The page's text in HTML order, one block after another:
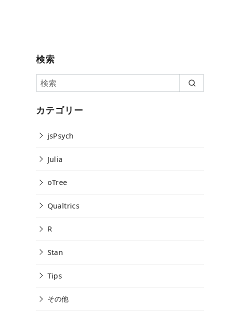
検索
カテゴリー
jsPsych
Julia
oTree
Qualtrics
R
Stan
Tips
その他